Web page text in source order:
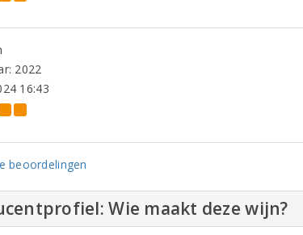
2022
16:43
beoordelingen
Wie maakt deze wijn?